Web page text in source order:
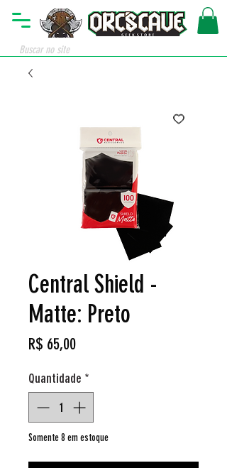
Central Shield -
Matte: Preto
R$ 65,00Preço
Quantidade *
Somente 8 em estoque